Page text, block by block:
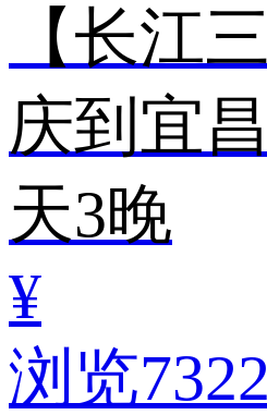
【长江
庆到宜
天3晚
¥
浏览